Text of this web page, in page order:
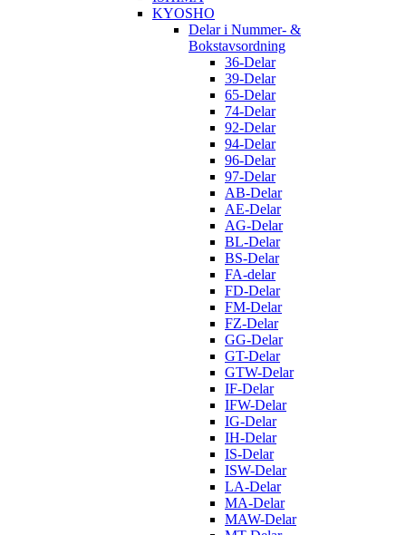
KYOSHO
Delar i Nummer- &
Bokstavsordning
36-Delar
39-Delar
65-Delar
74-Delar
92-Delar
94-Delar
96-Delar
97-Delar
AB-Delar
AE-Delar
AG-Delar
BL-Delar
BS-Delar
FA-delar
FD-Delar
FM-Delar
FZ-Delar
GG-Delar
GT-Delar
GTW-Delar
IF-Delar
IFW-Delar
IG-Delar
IH-Delar
IS-Delar
ISW-Delar
LA-Delar
MA-Delar
MAW-Delar